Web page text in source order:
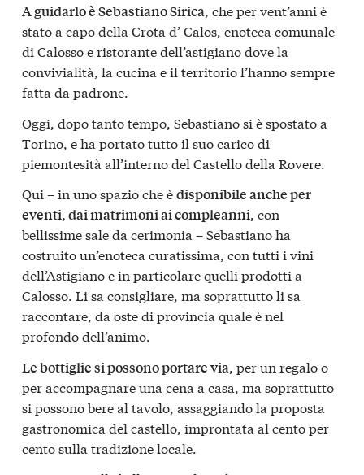
A guidarlo è Sebastiano Sirica, che per vent’anni è
stato a capo della Crota d’ Calos, enoteca comunale
di Calosso e ristorante dell’astigiano dove la
convivialità, la cucina e il territorio l’hanno sempre
fatta da padrone.
Oggi, dopo tanto tempo, Sebastiano si è spostato a
Torino, e ha portato tutto il suo carico di
piemontesità all’interno del Castello della Rovere.
Qui – in uno spazio che èdisponibile anche per
eventi, dai matrimoni ai compleanni, con
bellissime sale da cerimonia – Sebastiano ha
costruito un’enoteca curatissima, con tutti i vini
dell’Astigiano e in particolare quelli prodotti a
Calosso. Li sa consigliare, ma soprattutto li sa
raccontare, da oste di provincia quale è nel
profondo dell’animo.
Le bottiglie si possono portare via, per un regalo o
per accompagnare una cena a casa, ma soprattutto
si possono bere al tavolo, assaggiando la proposta
gastronomica del castello, improntata al cento per
cento sulla tradizione locale.